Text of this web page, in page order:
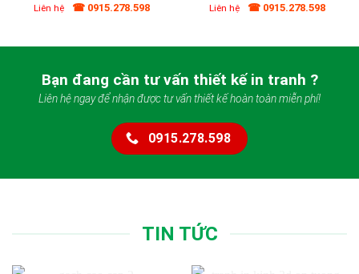
Liên hệ ☎ 0915.278.598 Liên hệ ☎ 0915.278.598
Bạn đang cần tư vấn thiết kế in tranh ?
Liên hệ ngay để nhận được tư vấn thiết kế hoàn toàn miễn phí!
0915.278.598
TIN TỨC